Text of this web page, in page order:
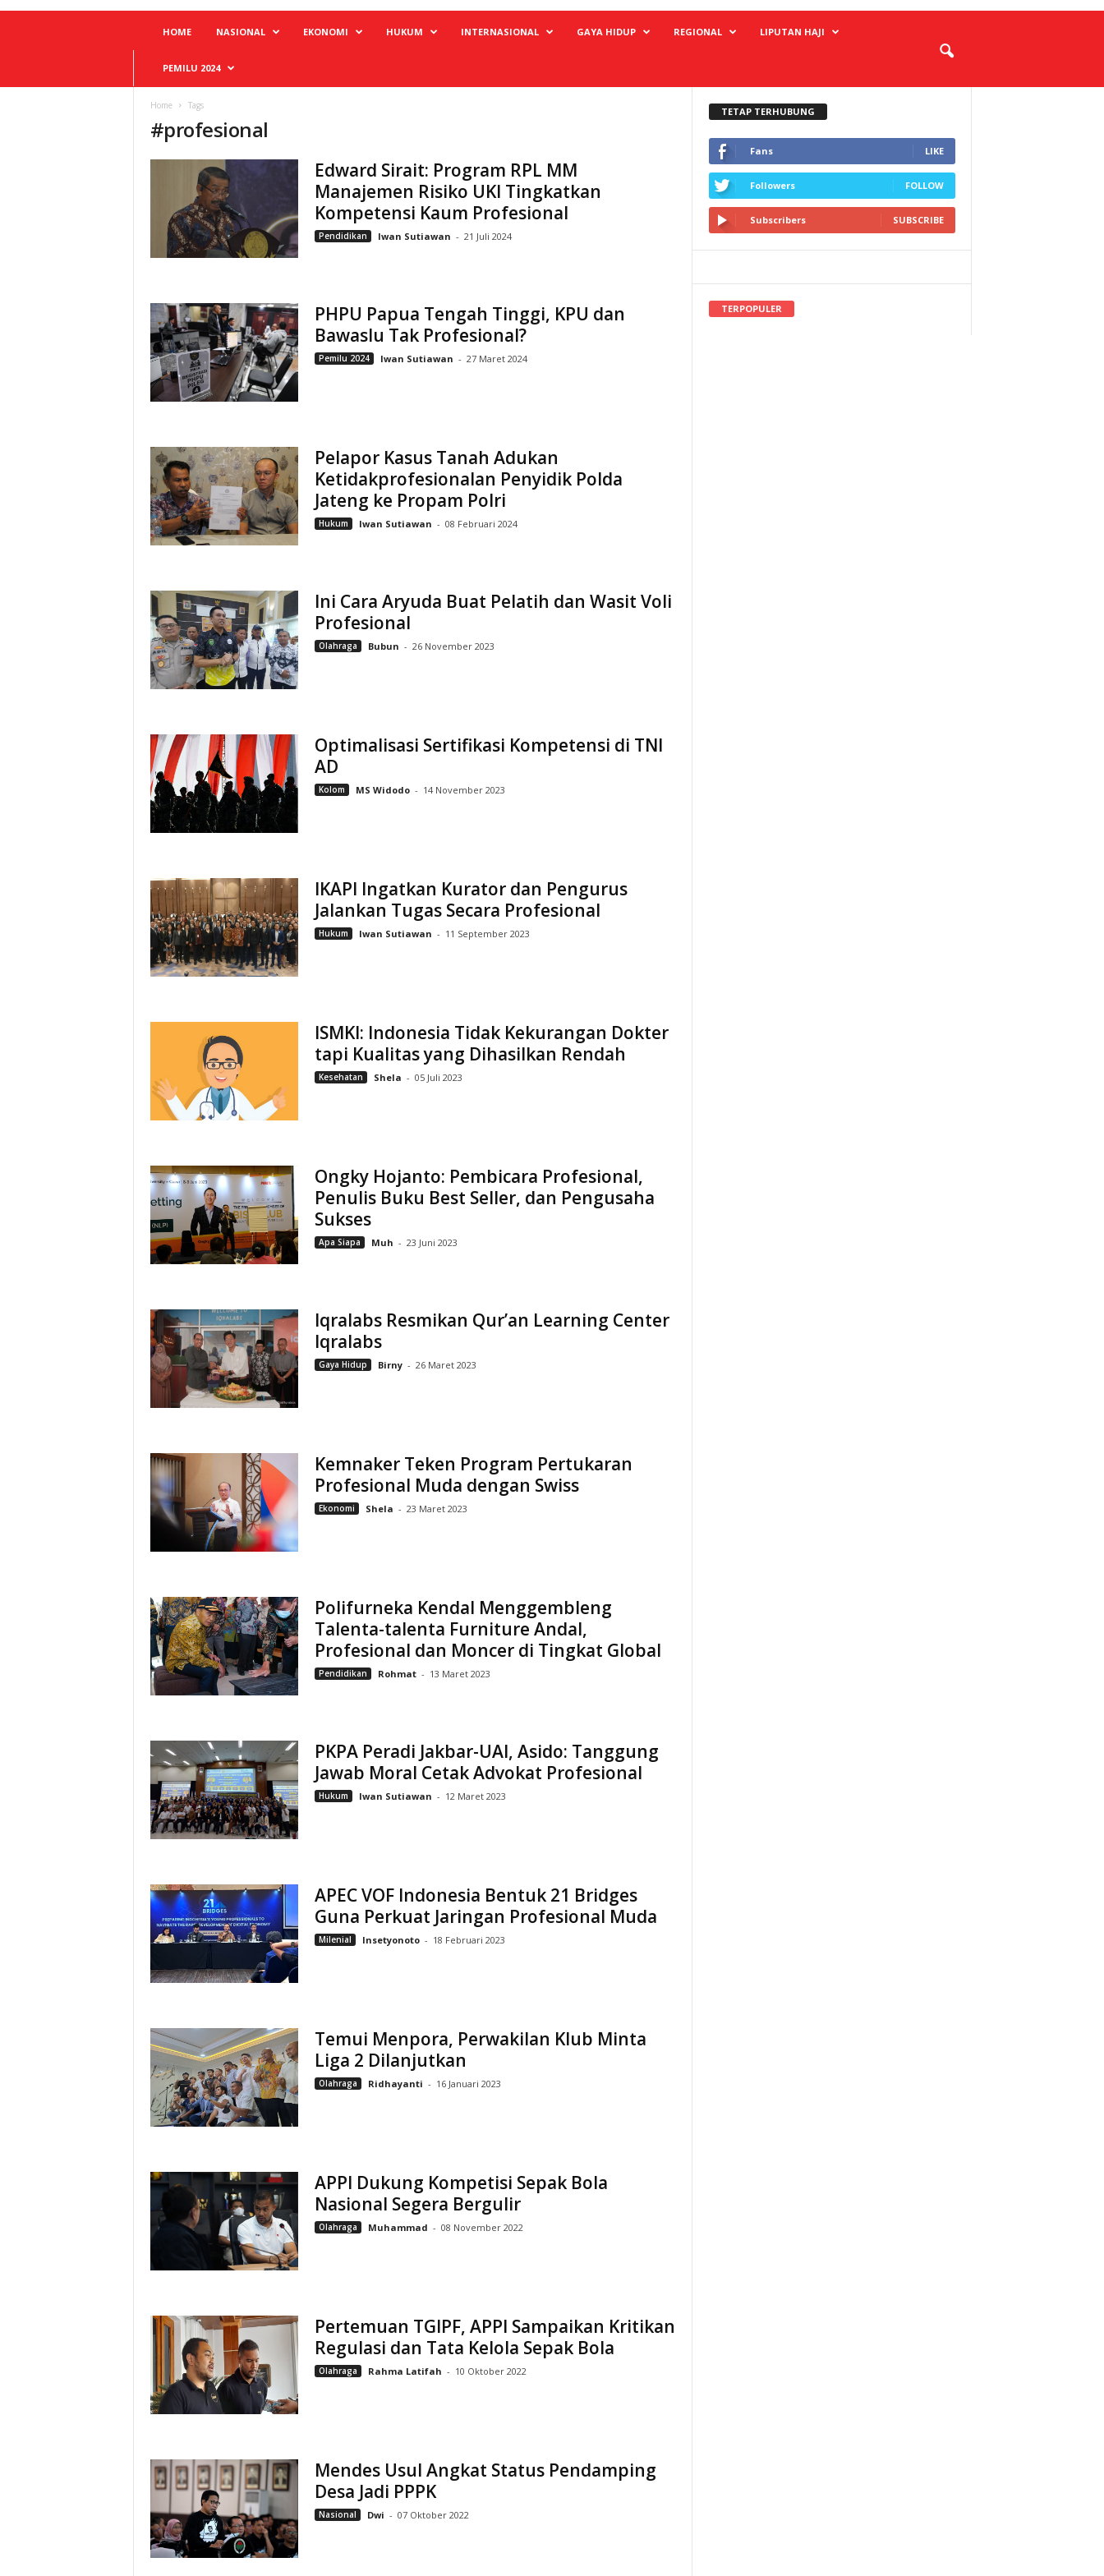
HOME NASIONAL EKONOMI HUKUM INTERNASIONAL GAYA HIDUP REGIONAL LIPUTAN HAJI
PEMILU 2024
Home Tags
#profesional
Edward Sirait: Program RPL MM
Manajemen Risiko UKI Tingkatkan
Kompetensi Kaum Profesional
Pendidikan Iwan Sutiawan - 21 Juli 2024
PHPU Papua Tengah Tinggi, KPU dan
Bawaslu Tak Profesional?
Pemilu 2024 Iwan Sutiawan - 27 Maret 2024
Pelapor Kasus Tanah Adukan
Ketidakprofesionalan Penyidik Polda
Jateng ke Propam Polri
Hukum Iwan Sutiawan - 08 Februari 2024
Ini Cara Aryuda Buat Pelatih dan Wasit Voli
Profesional
Olahraga Bubun - 26 November 2023
Optimalisasi Sertifikasi Kompetensi di TNI
AD
Kolom MS Widodo - 14 November 2023
IKAPI Ingatkan Kurator dan Pengurus
Jalankan Tugas Secara Profesional
Hukum Iwan Sutiawan - 11 September 2023
ISMKI: Indonesia Tidak Kekurangan Dokter
tapi Kualitas yang Dihasilkan Rendah
Kesehatan Shela - 05 Juli 2023
Ongky Hojanto: Pembicara Profesional,
Penulis Buku Best Seller, dan Pengusaha
Sukses
Apa Siapa Muh - 23 Juni 2023
Iqralabs Resmikan Qur’an Learning Center
Iqralabs
Gaya Hidup Birny - 26 Maret 2023
Kemnaker Teken Program Pertukaran
Profesional Muda dengan Swiss
Ekonomi Shela - 23 Maret 2023
Polifurneka Kendal Menggembleng
Talenta-talenta Furniture Andal,
Profesional dan Moncer di Tingkat Global
Pendidikan Rohmat - 13 Maret 2023
PKPA Peradi Jakbar-UAI, Asido: Tanggung
Jawab Moral Cetak Advokat Profesional
Hukum Iwan Sutiawan - 12 Maret 2023
APEC VOF Indonesia Bentuk 21 Bridges
Guna Perkuat Jaringan Profesional Muda
Milenial Insetyonoto - 18 Februari 2023
Temui Menpora, Perwakilan Klub Minta
Liga 2 Dilanjutkan
Olahraga Ridhayanti - 16 Januari 2023
APPI Dukung Kompetisi Sepak Bola
Nasional Segera Bergulir
Olahraga Muhammad - 08 November 2022
Pertemuan TGIPF, APPI Sampaikan Kritikan
Regulasi dan Tata Kelola Sepak Bola
Olahraga Rahma Latifah - 10 Oktober 2022
Mendes Usul Angkat Status Pendamping
Desa Jadi PPPK
Nasional Dwi - 07 Oktober 2022
TETAP TERHUBUNG
Fans LIKE
Followers FOLLOW
Subscribers SUBSCRIBE
TERPOPULER